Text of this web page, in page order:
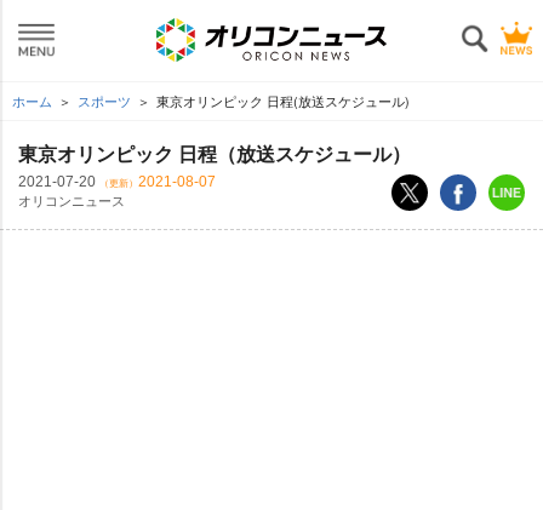
ホーム スポーツ 東京オリンピック 日程(放送スケジュール)
東京オリンピック 日程（放送スケジュール）
2021-07-20 （更新） 2021-08-07
オリコンニュース